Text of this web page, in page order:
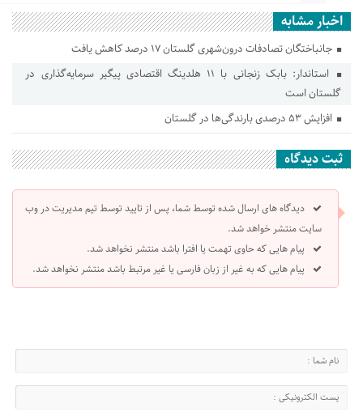
اخبار مشابه
جانباختگان تصادفات درون‌شهری گلستان ۱۷ درصد کاهش یافت
استاندار: بابک زنجانی با ۱۱ هلدینگ اقتصادی پیگیر سرمایه‌گذاری در
گلستان است
افزایش ۵۳ درصدی بارندگی‌ها در گلستان
ثبت دیدگاه
دیدگاه های ارسال شده توسط شما، پس از تایید توسط تیم مدیریت در وب
سایت منتشر خواهد شد.
پیام هایی که حاوی تهمت یا افترا باشد منتشر نخواهد شد.
پیام هایی که به غیر از زبان فارسی یا غیر مرتبط باشد منتشر نخواهد شد.